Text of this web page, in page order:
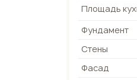
Площадь
Фундамент
Стены
Фасад